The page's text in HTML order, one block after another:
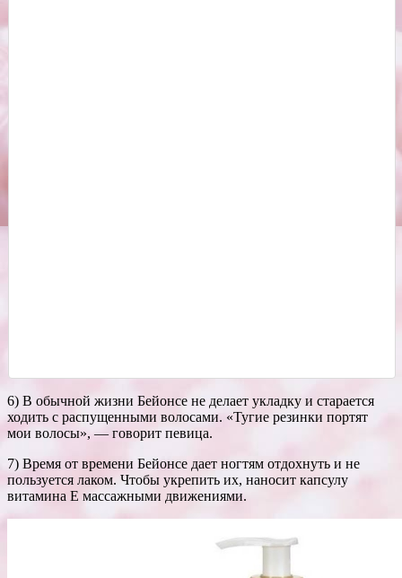
6) В обычной жизни Бейонсе не делает укладку и старается
ходить с распущенными волосами. «Тугие резинки портят
мои волосы», — говорит певица.
7) Время от времени Бейонсе дает ногтям отдохнуть и не
пользуется лаком. Чтобы укрепить их, наносит капсулу
витамина Е массажными движениями.